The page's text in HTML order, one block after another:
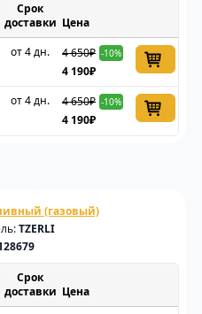
Срок
доставки Цена
от 4 дн. 4 650₽ -10%
4 190₽
от 4 дн. 4 650₽ -10%
4 190₽
(газовый)
TZERLI
Срок
доставки Цена